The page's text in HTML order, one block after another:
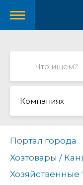
Компаниях
Портал города
Хозтовары /
Хозяйственные